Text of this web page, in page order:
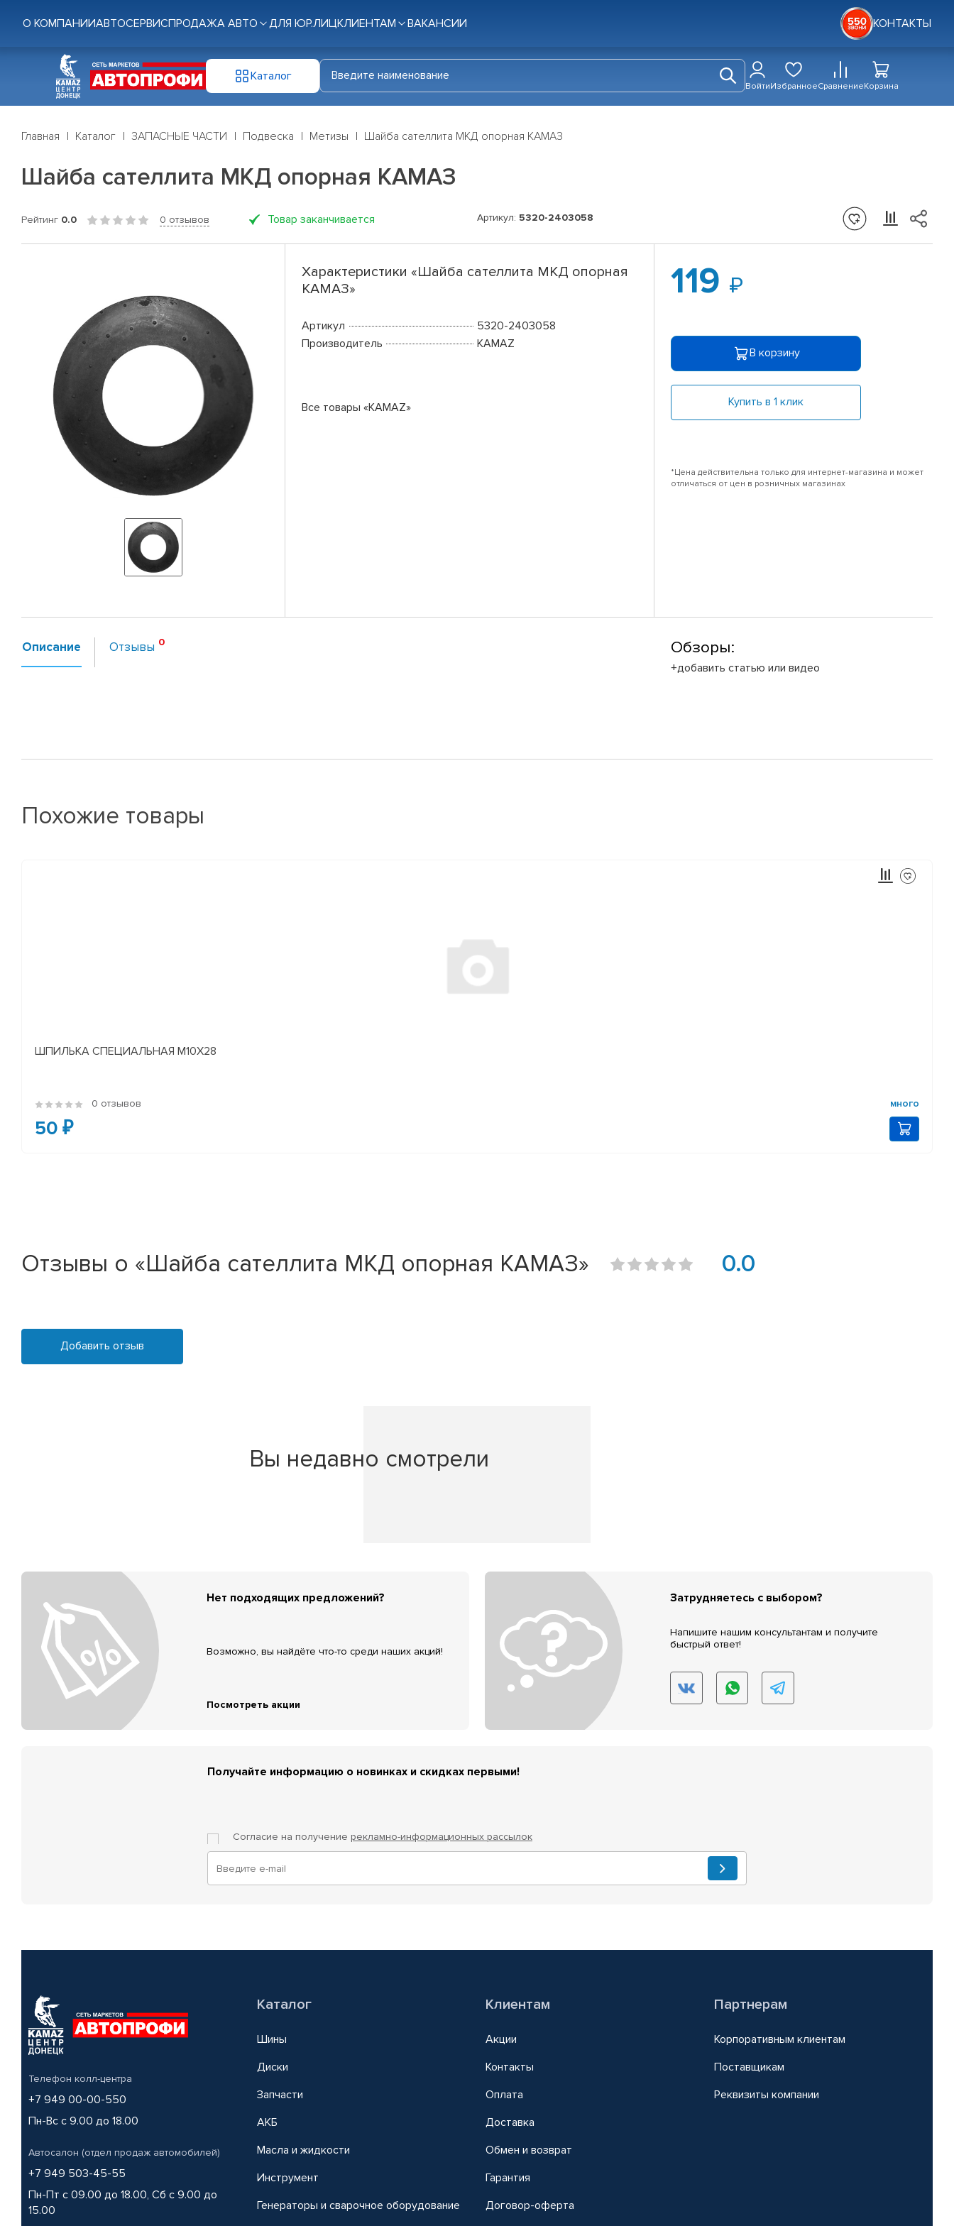
О КОМПАНИИАВТОСЕРВИСПРОДАЖА АВТО ДЛЯ ЮР.ЛИЦКЛИЕНТАМ ВАКАНСИИ КОНТАКТЫ
Каталог
ВойтиИзбранноеСравнениеКорзина
Главная Каталог ЗАПАСНЫЕ ЧАСТИ Подвеска Метизы Шайба сателлита МКД опорная КАМАЗ
Шайба сателлита МКД опорная КАМАЗ
Рейтинг 0.0 0 отзывов Товар заканчивается Артикул: 5320-2403058
Характеристики «Шайба сателлита МКД опорная
КАМАЗ»
Артикул
5320-2403058
Производитель
KAMAZ
Все товары «KAMAZ»
119
В корзину
Купить в 1 клик
*Цена действительна только для интернет-магазина и может
отличаться от цен в розничных магазинах
Описание Отзывы Обзоры:
+добавить статью или видео
Похожие товары
ШПИЛЬКА СПЕЦИАЛЬНАЯ М10Х28
0 отзывов много
50 ₽
Отзывы о «Шайба сателлита МКД опорная КАМАЗ» 0.0
Добавить отзыв
Вы недавно смотрели
Нет подходящих предложений?
Возможно, вы найдёте что-то среди наших акций!
Посмотреть акции
Затрудняетесь с выбором?
Напишите нашим консультантам и получите
быстрый ответ!
Получайте информацию о новинках и скидках первыми!
Согласие на получение рекламно-информационных рассылок
Телефон колл-центра
+7 949 00-00-550
Пн-Вс с 9.00 до 18.00
Автосалон (отдел продаж автомобилей)
+7 949 503-45-55
Пн-Пт с 09.00 до 18.00, Сб с 9.00 до
15.00
Каталог
Шины
Диски
Запчасти
АКБ
Масла и жидкости
Инструмент
Генераторы и сварочное оборудование
Клиентам
Акции
Контакты
Оплата
Доставка
Обмен и возврат
Гарантия
Договор-оферта
Партнерам
Корпоративным клиентам
Поставщикам
Реквизиты компании